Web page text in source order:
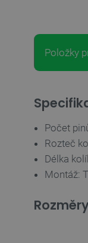
Položky
Počet
Rozteč
Délka
Montáž: